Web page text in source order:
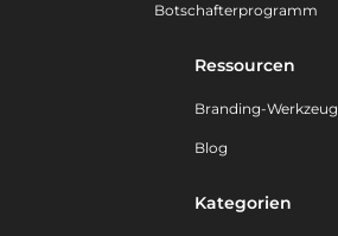
Botschafterprogramm
Ressourcen
Branding-Werkzeug
Blog
Kategorien